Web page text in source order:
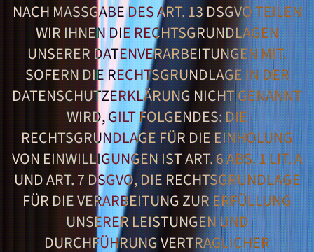
NACH MASSGABE DES ART. 13 DSGVO TEILEN W
IR IHNEN DIE RECHTSGRUNDLAGEN U
NSERER DATENVERARBEITUNGEN MIT. S
OFERN DIE RECHTSGRUNDLAGE IN DER D
ATENSCHUTZERKLÄRUNG NICHT GENANNT W
IRD, GILT FOLGENDES: DIE R
ECHTSGRUNDLAGE FÜR DIE EINHOLUNG V
ON EINWILLIGUNGEN IST ART. 6 ABS. 1 LIT. A U
ND ART. 7 DSGVO, DIE RECHTSGRUNDLAGE F
ÜR DIE VERARBEITUNG ZUR ERFÜLLUNG U
NSERER LEISTUNGEN UND D
URCHFÜHRUNG VERTRAGLICHER M